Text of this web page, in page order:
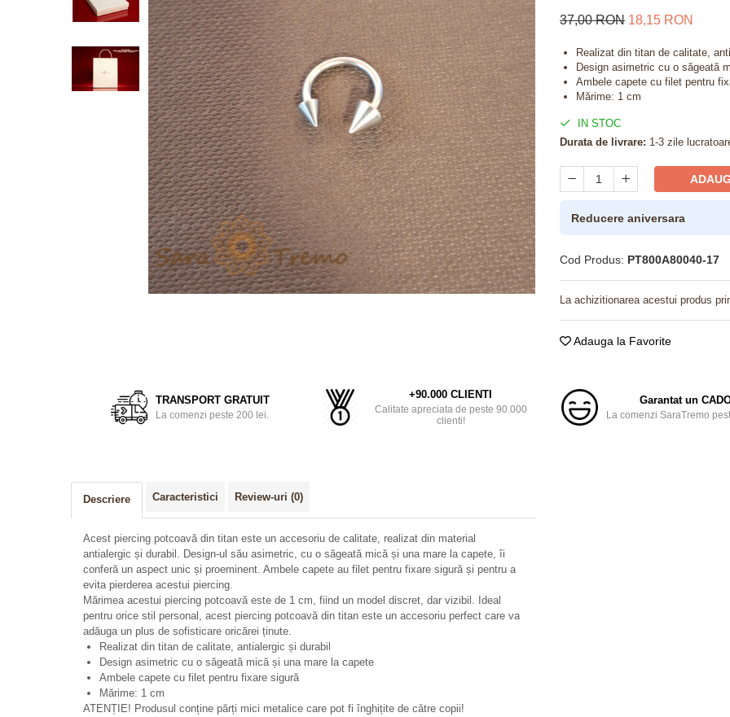
Bijuterii pentru barbati
Bijuterii din argint placate cu aur
37,00 RON 18,15 RON
Realizat din titan de calitate,
Design asimetric cu o săgeată
Ambele capete cu filet pentru
Mărime: 1 cm
IN STOC
Durata de livrare: 1-3 zile
Reducere aniversara
Cod Produs: PT800A80040-17
La achizitionarea acestui produs
Adauga la Favorite
TRANSPORT GRATUIT
La comenzi peste 200 lei.
+90.000 CLIENTI
Calitate apreciata de peste 90.000
clienti!
Garantat un
La comenzi SaraTremo
Descriere Caracteristici Review-uri (0)
Acest piercing potcoavă din titan este un accesoriu de calitate, realizat din material
antialergic și durabil. Design-ul său asimetric, cu o săgeată mică și una mare la capete, îi
conferă un aspect unic și proeminent. Ambele capete au filet pentru fixare sigură și pentru a
evita pierderea acestui piercing.
Mărimea acestui piercing potcoavă este de 1 cm, fiind un model discret, dar vizibil. Ideal
pentru orice stil personal, acest piercing potcoavă din titan este un accesoriu perfect care va
adăuga un plus de sofisticare oricărei ținute.
Realizat din titan de calitate, antialergic și durabil
Design asimetric cu o săgeată mică și una mare la capete
Ambele capete cu filet pentru fixare sigură
Mărime: 1 cm
ATENȚIE! Produsul conține părți mici metalice care pot fi înghițite de către copii!